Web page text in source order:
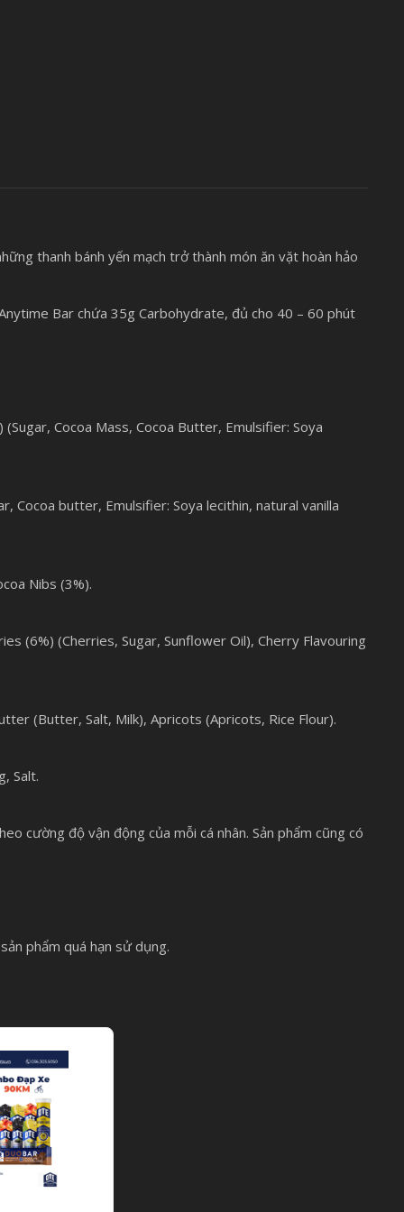
thanh bánh yến mạch trở thành món ăn vặt hoàn hảo
Bar chứa 35g Carbohydrate, đủ cho 40 – 60 phút
Cocoa Mass, Cocoa Butter, Emulsifier: Soya
Cocoa butter, Emulsifier: Soya lecithin, natural vanilla
Nibs (3%).
(6%) (Cherries, Sugar, Sunflower Oil), Cherry Flavouring
(Butter, Salt, Milk), Apricots (Apricots, Rice Flour).
Salt.
cường độ vận động của mỗi cá nhân. Sản phẩm cũng có
phẩm quá hạn sử dụng.